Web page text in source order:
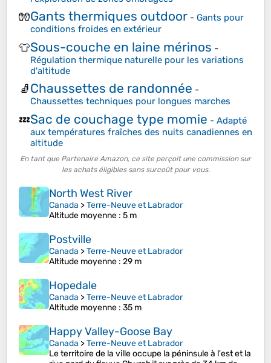
🧤Gants thermiques outdoor - Gants pour
conditions froides en extérieur
👕Sous-couche en laine mérinos -
Régulation thermique naturelle pour les variations
d'altitude
🧦Chaussettes de randonnée -
Chaussettes techniques pour longues marches
💤Sac de couchage type momie - Adapté
aux températures fraîches des nuits canadiennes en
altitude
En tant que Partenaire Amazon, ce site perçoit une commission sur
les achats éligibles sans surcoût pour vous.
North West River
Canada >Terre-Neuve et Labrador
Altitude moyenne : 5 m
Postville
Canada >Terre-Neuve et Labrador
Altitude moyenne : 29 m
Hopedale
Canada >Terre-Neuve et Labrador
Altitude moyenne : 35 m
Happy Valley-Goose Bay
Canada >Terre-Neuve et Labrador
Le territoire de la ville occupe la péninsule à l'est et la